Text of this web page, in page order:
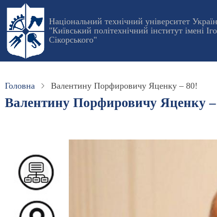
Перейти
основного
вмісту
Національний технічний університет
"Київський політехнічний інститут імені
Сікорського"
Головна Валентину Порфировичу Яценку – 80!
Валентину Порфировичу Яценку